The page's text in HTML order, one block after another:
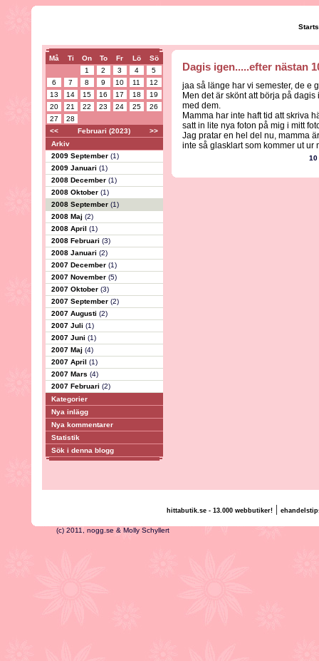
Må Ti On To Fr Lö
Sö
1
2 3 4
5
6
7 8 9 10 11
12
13
14 15 16 17 18
19
20
21 22 23 24 25
26
27
28
<<
Februari (2023)
>>
Arkiv
2009 September (1)
2009 Januari (1)
2008 December (1)
2008 Oktober (1)
2008 September (1)
2008 Maj (2)
2008 April (1)
2008 Februari (3)
2008 Januari (2)
2007 December (1)
2007 November (5)
2007 Oktober (3)
2007 September (2)
2007 Augusti (2)
2007 Juli (1)
2007 Juni (1)
2007 Maj (4)
2007 April (1)
2007 Mars (4)
2007 Februari (2)
Kategorier
Nya inlägg
Nya kommentarer
Statistik
Sök i denna blogg
Dagis igen.....efter nästan
jaa så länge har vi semester, de e
Men det är skönt att börja på
med dem.
Mamma har inte haft tid att skriva
satt in lite nya foton på mig i mitt
Jag pratar en hel del nu, mamma
inte så glasklart som kommer ut ur
10
hittabutik.se - 13.000 webbutiker!|
(c) 2011, nogg.se & Molly Schyllert